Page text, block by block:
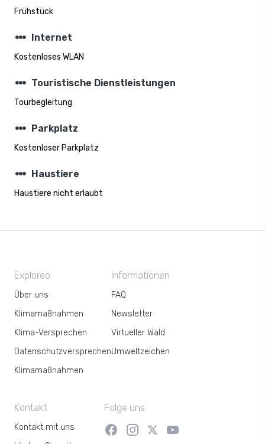
Frühstück
steppers Internet
Kostenloses WLAN
steppers Touristische Dienstleistungen
Tourbegleitung
steppers Parkplatz
Kostenloser Parkplatz
steppers Haustiere
Haustiere nicht erlaubt
Exploreo
Über uns
Klimamaßnahmen
Klima-Versprechen
Datenschutzversprechen
Klimamaßnahmen
Informationen
FAQ
Newsletter
Virtueller Wald
Umweltzeichen
Kontakt
Kontakt mit uns
Folge uns